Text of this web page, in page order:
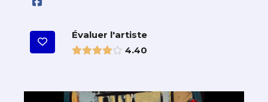
Évaluer l'artiste
4.40